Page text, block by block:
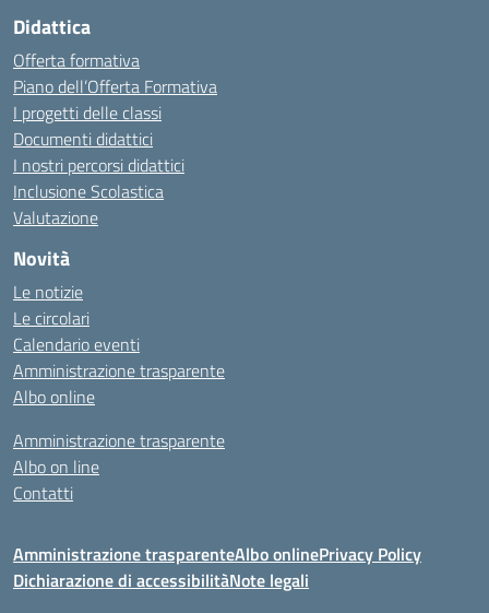
Didattica
Offerta formativa
Piano dell’Offerta Formativa
I progetti delle classi
Documenti didattici
I nostri percorsi didattici
Inclusione Scolastica
Valutazione
Novità
Le notizie
Le circolari
Calendario eventi
Amministrazione trasparente
Albo online
Amministrazione trasparente
Albo on line
Contatti
Amministrazione trasparenteAlbo onlinePrivacy Policy
Dichiarazione di accessibilitàNote legali